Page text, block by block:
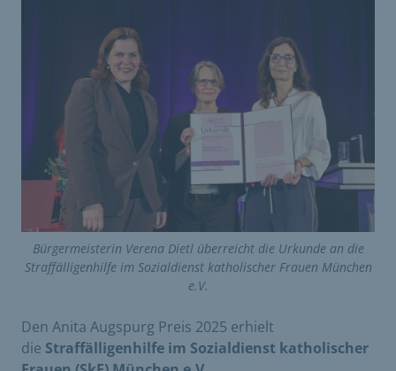
Bürgermeisterin Verena Dietl überreicht die Urkunde an die
Straffälligenhilfe im Sozialdienst katholischer Frauen München
e.V.
Den Anita Augspurg Preis 2025 erhielt
die Straffälligenhilfe im Sozialdienst katholischer